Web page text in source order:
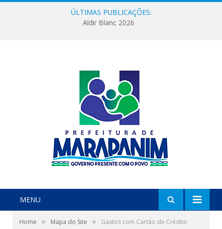
ÚLTIMAS PUBLICAÇÕES:
Aldir Blanc 2026
MENU
Home » Mapa do Site » Gastos com Cartão de Crédito